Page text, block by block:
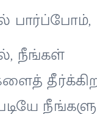
பார்ப்போம்,
நீங்கள்